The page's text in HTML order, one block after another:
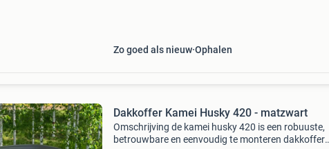
Zo goed als nieuw Ophalen
Dakkoffer Kamei Husky 420 - matzwart
Omschrijving de kamei husky 420 is een robuuste,
betrouwbare en eenvoudig te monteren dakkoffer